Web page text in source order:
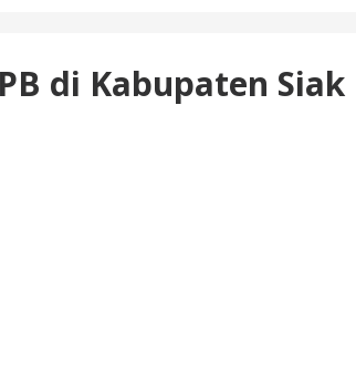
di Kabupaten Siak